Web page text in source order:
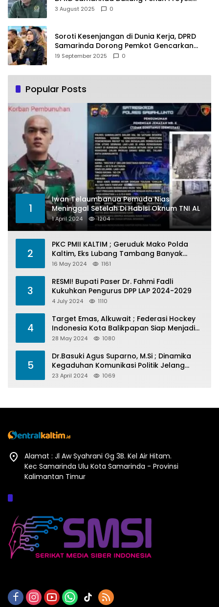
PLTSA
3 August 2025 0
Soroti Kesenjangan di Dunia Kerja, DPRD
Samarinda Dorong Pemkot Gencarkan
Pemberdayaan Perempuan
19 September 2025 0
Popular Posts
1
Iwan Telaumbanua Pemuda Nias
Meninggal Setelah Di Habisi Oknum TNI AL
1 April 2024 1204
2
PKC PMII KALTIM ; Geruduk Mako Polda
Kaltim, Eks Lubang Tambang Banyak
Menelan Korban
16 May 2024 1161
3
RESMI! Bupati Paser Dr. Fahmi Fadli
Kukuhkan Pengurus DPP LAP 2024-2029
4 July 2024 1110
4
Target Emas, Alkuwait ; Federasi Hockey
Indonesia Kota Balikpapan Siap Menjadi
Barometer Prestasi Di Kaltim
28 May 2024 1080
5
Dr.Basuki Agus Suparno, M.Si ; Dinamika
Kegaduhan Komunikasi Politik Jelang
Pesta Politik 2024
23 April 2024 1069
Alamat : Jl Aw Syahrani Gg 3B. Kel Air Hitam.
Kec Samarinda Ulu Kota Samarinda - Provinsi
Kalimantan Timur